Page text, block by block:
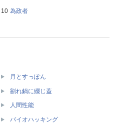
為政者
月とすっぽん
割れ鍋に綴じ蓋
人間性能
バイオハッキング